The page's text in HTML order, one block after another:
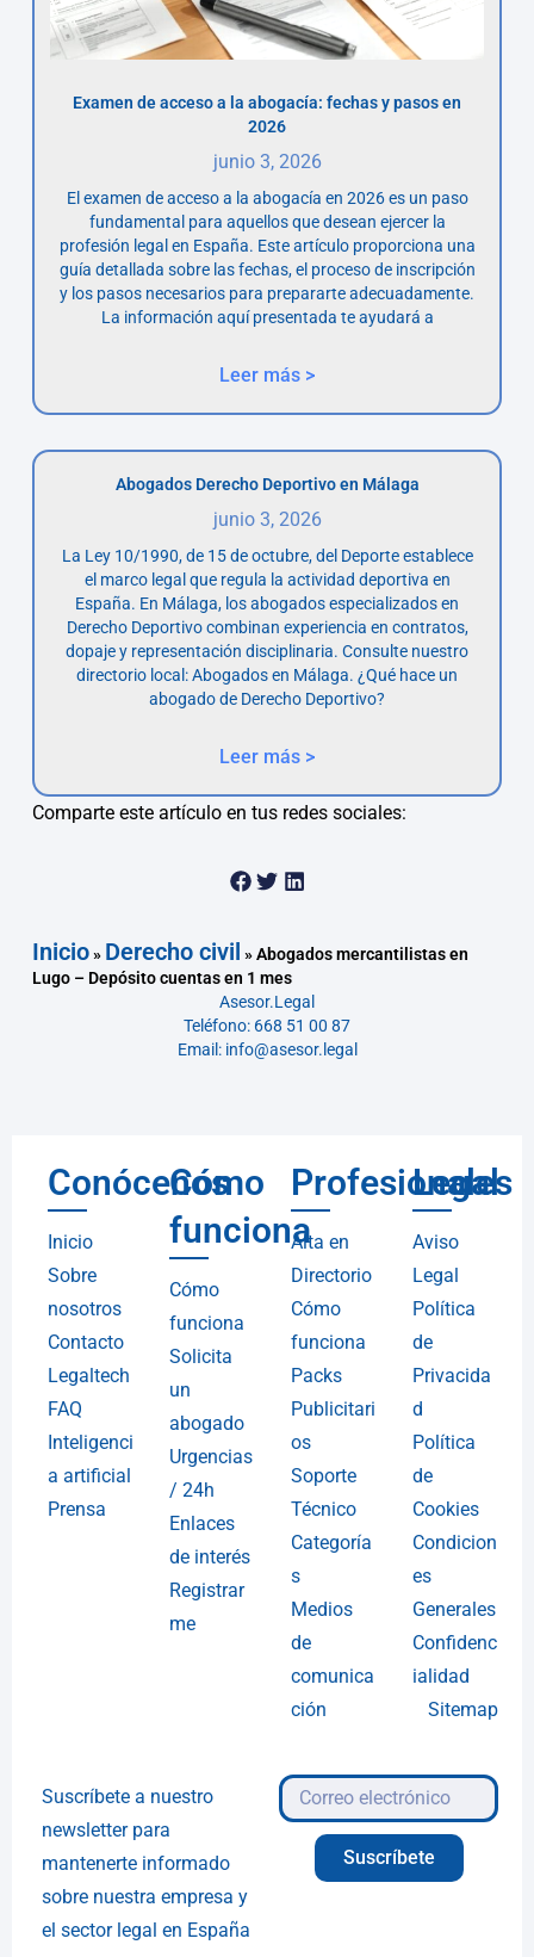
Examen de acceso a la abogacía: fechas y pasos en
2026
junio 3, 2026
El examen de acceso a la abogacía en 2026 es un paso
fundamental para aquellos que desean ejercer la
profesión legal en España. Este artículo proporciona una
guía detallada sobre las fechas, el proceso de inscripción
y los pasos necesarios para prepararte adecuadamente.
La información aquí presentada te ayudará a
Leer más >
Abogados Derecho Deportivo en Málaga
junio 3, 2026
La Ley 10/1990, de 15 de octubre, del Deporte establece
el marco legal que regula la actividad deportiva en
España. En Málaga, los abogados especializados en
Derecho Deportivo combinan experiencia en contratos,
dopaje y representación disciplinaria. Consulte nuestro
directorio local: Abogados en Málaga. ¿Qué hace un
abogado de Derecho Deportivo?
Leer más >
Comparte este artículo en tus redes sociales:
Inicio» Derecho civil »Abogados mercantilistas en
Lugo – Depósito cuentas en 1 mes
Asesor.Legal
Teléfono: 668 51 00 87
Email: info@asesor.legal
Conócenos
Inicio
Sobre
nosotros
Contacto
Legaltech
FAQ
Inteligenci
a artificial
Prensa
Cómo
funciona
Cómo
funciona
Solicita
un
abogado
Urgencias
/ 24h
Enlaces
de interés
Registrar
me
Profesionales
Alta en
Directorio
Cómo
funciona
Packs
Publicitari
os
Soporte
Técnico
Categoría
s
Medios
de
comunica
ción
Legal
Aviso
Legal
Política
de
Privacida
d
Política
de
Cookies
Condicion
es
Generales
Confidenc
ialidad
Sitemap
Suscríbete a nuestro
newsletter para
mantenerte informado
sobre nuestra empresa y
el sector legal en España
Suscríbete